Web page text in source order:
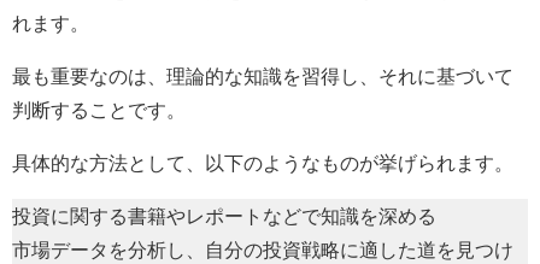
れます。
最も重要なのは、理論的な知識を習得し、それに基づいて
判断することです。
具体的な方法として、以下のようなものが挙げられます。
投資に関する書籍やレポートなどで知識を深める
市場データを分析し、自分の投資戦略に適した道を見つけ